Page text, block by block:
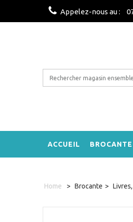
Appelez-nous au :
ACCUEIL BROCANTE
Home > Brocante >